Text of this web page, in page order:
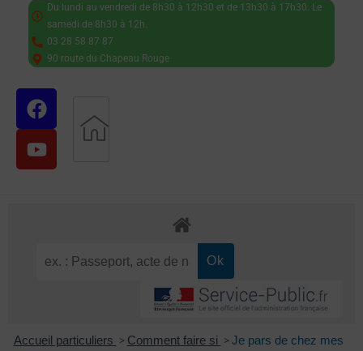
Du lundi au vendredi de 8h30 à 12h30 et de 13h30 à 17h30. Le
samedi de 8h30 à 12h.
03 28 58 87 87
90 route du Chapeau Rouge
Accueil particuliers > Comment faire si > Je pars de chez mes